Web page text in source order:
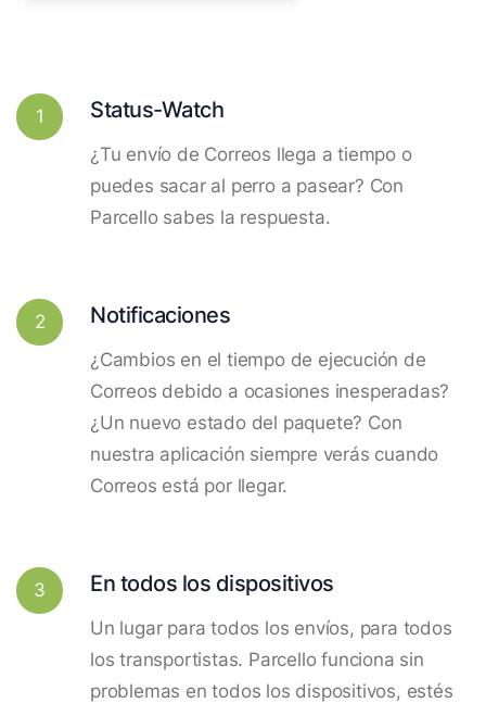
1 Status-Watch
¿Tu envío de Correos llega a tiempo o
puedes sacar al perro a pasear? Con
Parcello sabes la respuesta.
2 Notificaciones
¿Cambios en el tiempo de ejecución de
Correos debido a ocasiones inesperadas?
¿Un nuevo estado del paquete? Con
nuestra aplicación siempre verás cuando
Correos está por llegar.
3 En todos los dispositivos
Un lugar para todos los envíos, para todos
los transportistas. Parcello funciona sin
problemas en todos los dispositivos, estés